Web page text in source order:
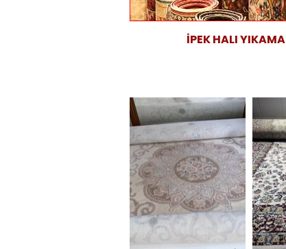
İPEK HALI YIKAMA